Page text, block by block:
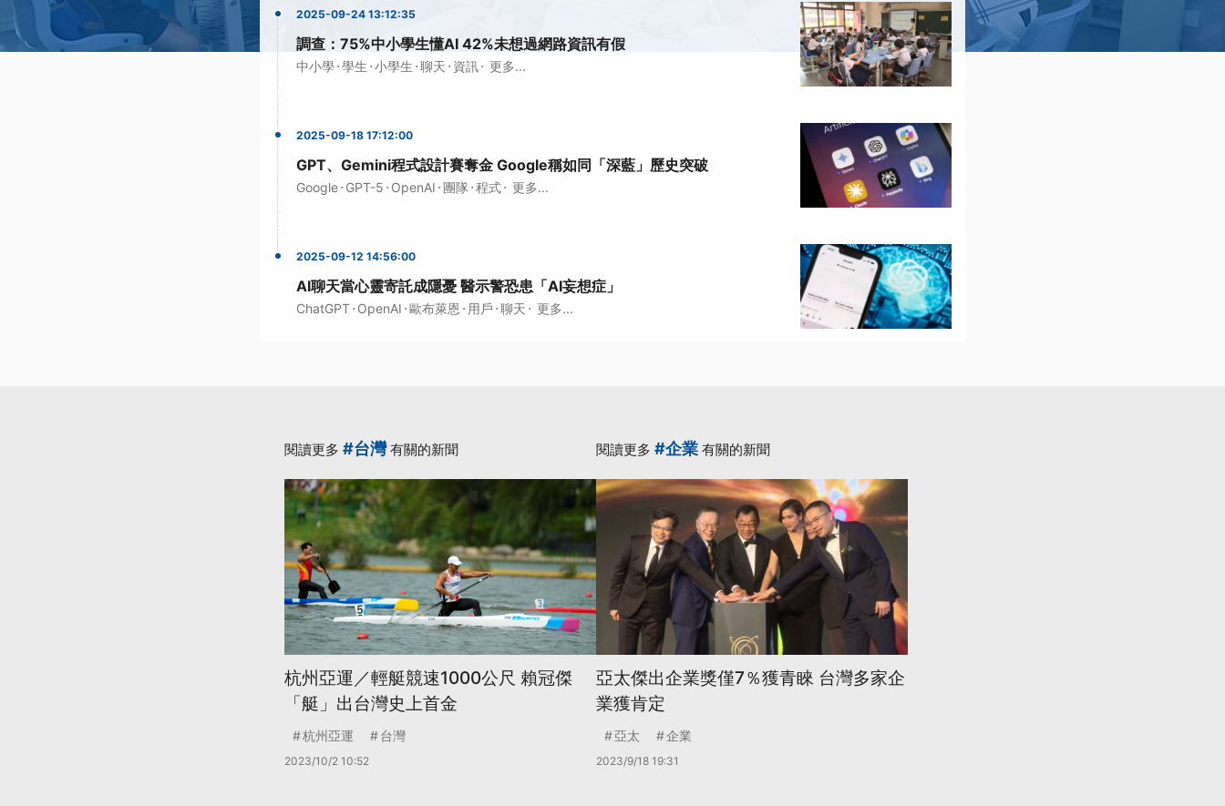
2025-09-24 13:12:35
調查：75%中小學生懂AI 42%未想過網路資訊有假
中小學·學生 ·小學生 ·聊天 · 資訊· 更多...
2025-09-18 17:12:00
GPT、Gemini程式設計賽奪金 Google稱如同「深藍」歷史突破
Google· GPT-5 · OpenAI ·團隊·程式· 更多...
2025-09-12 14:56:00
AI聊天當心靈寄託成隱憂 醫示警恐患「AI妄想症」
ChatGPT· OpenAI ·歐布萊恩 · 用戶 ·聊天 · 更多...
閱讀更多 #台灣有關的新聞
杭州亞運／輕艇競速1000公尺 賴冠傑
「艇」出台灣史上首金
杭州亞運 台灣
2023/10/2 10:52
閱讀更多 #企業 有關的新聞
亞太傑出企業獎僅7％獲青睞 台灣多家企
業獲肯定
亞太 企業
2023/9/18 19:31